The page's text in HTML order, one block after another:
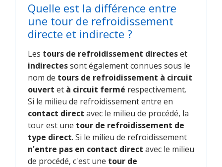
Quelle est la différence entre
une tour de refroidissement
directe et indirecte ?
Les tours de refroidissement directeset
indirectessont également connues sous le
nom de tours de refroidissement à circuit
ouvert et à circuit fermé respectivement.
Si le milieu de refroidissement entre en
contact direct avec le milieu de procédé, la
tour est une tour de refroidissement de
type direct. Si le milieu de refroidissement
n'entre pas en contact direct avec le milieu
de procédé, c'est une tour de